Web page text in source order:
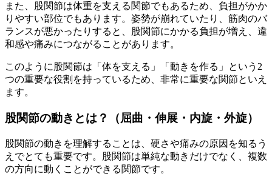
また、股関節は体重を支える関節でもあるため、負担がかか
りやすい部位でもあります。姿勢が崩れていたり、筋肉のバ
ランスが悪かったりすると、股関節にかかる負担が増え、違
和感や痛みにつながることがあります。
このように股関節は「体を支える」「動きを作る」という2
つの重要な役割を持っているため、非常に重要な関節といえ
ます。
股関節の動きとは？（屈曲・伸展・内旋・外旋）
股関節の動きを理解することは、硬さや痛みの原因を知るう
えでとても重要です。股関節は単純な動きだけでなく、複数
の方向に動くことができる関節です。